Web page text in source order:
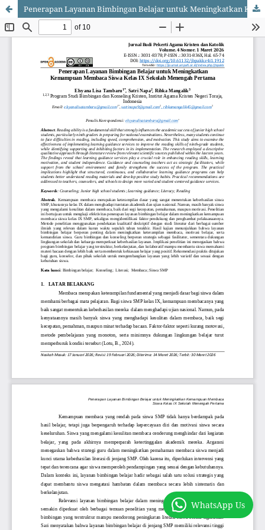
Penerapan Layanan Bimbingan Belajar untuk Meningkatkan Kemampuan Membaca Siswa Kelas IX Sekolah Menengah Pertama
WhatsApp Us